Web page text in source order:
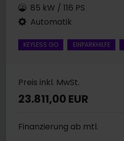
85 kW / 116 PS
Automatik
KEYLESS GO EINPARKHILFE
Preis inkl. MwSt.
23.811,00 EUR
Finanzierung ab mtl.